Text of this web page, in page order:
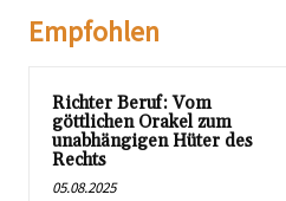
Empfohlen
Richter Beruf: Vom
göttlichen Orakel zum
unabhängigen Hüter des
Rechts
05.08.2025